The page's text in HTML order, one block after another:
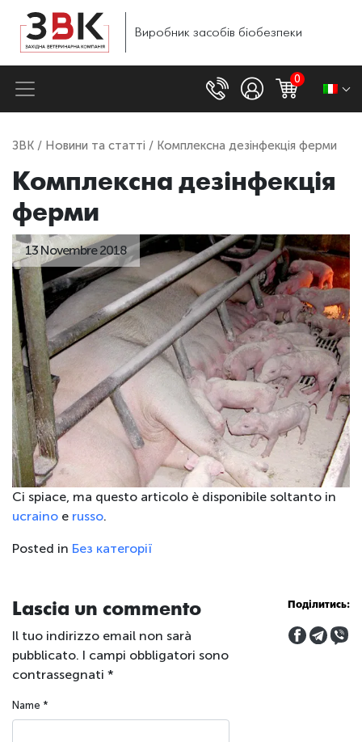
Виробник засобів біобезпеки
0
ЗВК / Новини та статті / Комплексна дезінфекція ферми
Комплексна дезінфекція
ферми
13 Novembre 2018
Ci spiace, ma questo articolo è disponibile soltanto in
ucraino e russo.
Posted in Без категорії
Lascia un commento
Il tuo indirizzo email non sarà
pubblicato. I campi obbligatori sono
contrassegnati *
Name *
Поділитись: